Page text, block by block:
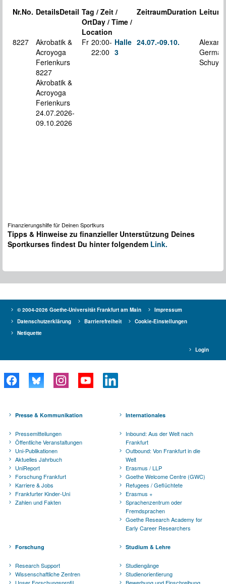
Nr.No. DetailsDetail Tag / Zeit /
OrtDay / Time /
Location
ZeitraumDuration Leitung
8227
Akrobatik &
Acroyoga
Ferienkurs
8227
Akrobatik &
Acroyoga
Ferienkurs
24.07.2026-
09.10.2026
Fr 20:00-
22:00
Halle
3
24.07.-09.10.
Schuy
Finanzierungshilfe für Deinen Sportkurs
Tipps & Hinweise zu finanzieller Unterstützung Deines
Sportkurses findest Du hinter folgendem Link.
© 2004-2026 Goethe-Universität Frankfurt am Main
Impressum
Datenschutzerklärung
Barrierefreiheit
Cookie-Einstellungen
Netiquette
Login
Presse & Kommunikation
Pressemitteilungen
Öffentliche Veranstaltungen
Uni-Publikationen
Aktuelles Jahrbuch
UniReport
Forschung Frankfurt
Karriere & Jobs
Frankfurter Kinder-Uni
Zahlen und Fakten
Internationales
Inbound: Aus der Welt nach
Frankfurt
Outbound: Von Frankfurt in die
Welt
Erasmus / LLP
Goethe Welcome Centre (GWC)
Refugees / Geflüchtete
Erasmus +
Sprachenzentrum oder
Fremdsprachen
Goethe Research Academy for
Early Career Researchers
Forschung
Research Support
Wissenschaftliche Zentren
Studium & Lehre
Studiengänge
Studienorientierung